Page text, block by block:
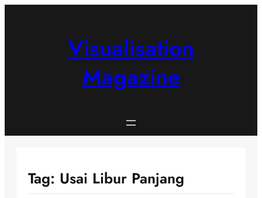
Visualisation
Magazine
Tag: Usai Libur Panjang